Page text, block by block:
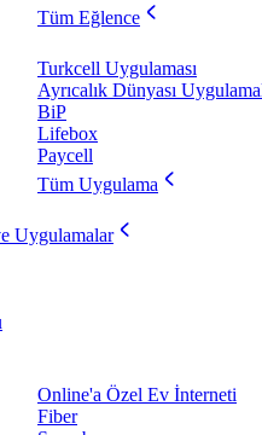
Tüm Eğlence
Turkcell Uygulaması
Ayrıcalık Dünyası
BiP
Lifebox
Paycell
Tüm Uygulama
Uygulamalar
Online'a Özel Ev İnterneti
Fiber